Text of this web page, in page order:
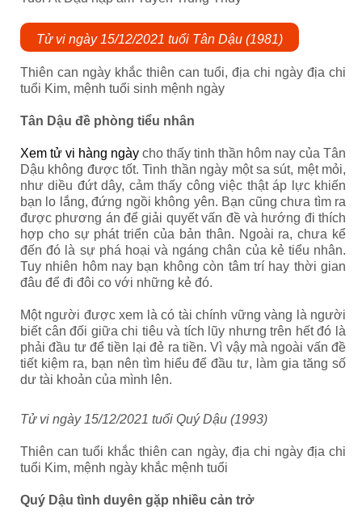
Tử vi ngày 15/12/2021 tuổi Tân Dậu (1981)
Thiên can ngày khắc thiên can tuổi, địa chi ngày địa chi
tuổi Kim, mệnh tuổi sinh mệnh ngày
Tân Dậu đề phòng tiểu nhân
Xem tử vi hàng ngày cho thấy tinh thần hôm nay của Tân
Dậu không được tốt. Tinh thần ngày một sa sút, mệt mỏi,
như diều đứt dây, cảm thấy công việc thật áp lực khiến
bạn lo lắng, đứng ngồi không yên. Bạn cũng chưa tìm ra
được phương án để giải quyết vấn đề và hướng đi thích
hợp cho sự phát triển của bản thân. Ngoài ra, chưa kể
đến đó là sự phá hoại và ngáng chân của kẻ tiểu nhân.
Tuy nhiên hôm nay bạn không còn tâm trí hay thời gian
đâu để đi đôi co với những kẻ đó.
Một người được xem là có tài chính vững vàng là người
biết cân đối giữa chi tiêu và tích lũy nhưng trên hết đó là
phải đầu tư để tiền lại đẻ ra tiền. Vì vậy mà ngoài vấn đề
tiết kiệm ra, bạn nên tìm hiểu để đầu tư, làm gia tăng số
dư tài khoản của mình lên.
Tử vi ngày 15/12/2021 tuổi Quý Dậu (1993)
Thiên can tuổi khắc thiên can ngày, địa chi ngày địa chi
tuổi Kim, mệnh ngày khắc mệnh tuổi
Quý Dậu tình duyên gặp nhiều cản trở